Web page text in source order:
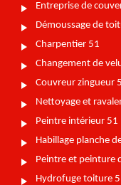
Entreprise de
Démoussage de
Charpentier 51
Changement de
Couvreur zingueur
Nettoyage et
Peintre intérieur 51
Habillage planche
Peintre et peinture
Hydrofuge toiture